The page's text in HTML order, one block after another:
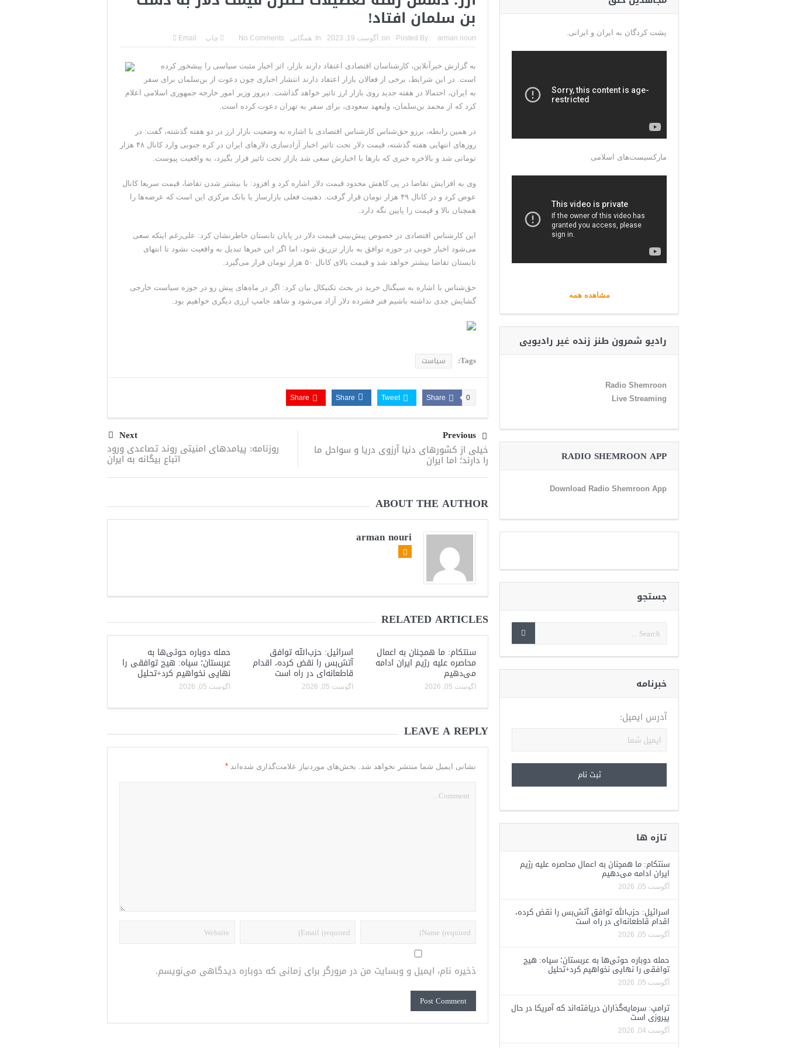
بن سلمان افتاد!
Posted By: arman nouri
on: آگوست 19, 2023 In: همگانی No Comments چاپ Email
به گزارش خبرآنلاین، کارشناسان اقتصادی اعتقاد دارند بازار، اثر اخبار مثبت سیاسی را پیشخور کرده
است. در این شرایط، برخی از فعالان بازار اعتقاد دارند انتشار اخباری چون دعوت از بن‌سلمان برای سفر
به ایران، احتمالا در هفته جدید روی بازار ارز تاثیر خواهد گذاشت. دیروز وزیر امور خارجه جمهوری اسلامی اعلام
کرد که از محمد بن‌سلمان، ولیعهد سعودی، برای سفر به تهران دعوت کرده است.
در همین رابطه، برزو حق‌شناس کارشناس اقتصادی با اشاره به وضعیت بازار ارز در دو هفته گذشته، گفت: در
روزهای انتهایی هفته گذشته، قیمت دلار تحت تاثیر اخبار آزادسازی دلارهای ایران در کره جنوبی وارد کانال ۴۸ هزار
تومانی شد و بالاخره خبری که بارها با اخبارش سعی شد بازار تحت تاثیر قرار بگیرد، به واقعیت پیوست.
وی به افزایش تقاضا در پی کاهش محدود قیمت دلار اشاره کرد و افزود: با بیشتر شدن تقاضا، قیمت سریعا کانال
عوض کرد و در کانال ۴۹ هزار تومان قرار گرفت. ذهنیت فعلی بازارساز یا بانک مرکزی این است که عرضه‌ها را
همچنان بالا و قیمت را پایین نگه‌ دارد.
این کارشناس اقتصادی در خصوص پیش‌بینی قیمت دلار در پایان تابستان خاطرنشان کرد: علی‌رغم اینکه سعی
می‌شود اخبار خوبی در حوزه توافق به بازار تزریق شود، اما اگر این خبرها تبدیل به واقعیت نشود تا انتهای
تابستان تقاضا بیشتر خواهد شد و قیمت بالای کانال ۵۰ هزار تومان قرار می‌گیرد.
حق‌شناس با اشاره به سیگنال خرید در بحث تکنیکال بیان کرد: اگر در ماه‌های پیش رو در حوزه سیاست‌ خارجی
گشایش جدی نداشته باشیم فنر فشرده دلار آزاد می‌شود و شاهد جامپ ارزی دیگری خواهیم بود.
Tags: سیاست
Share 0
Tweet
Share
Share
Previous
خیلی از کشور‌های دنیا آرزوی دریا و سواحل ما
را دارند؛ اما ایران
Next
روزنامه: پیامدهای امنیتی روند تصاعدی ورود
اتباع بیگانه به ایران
ABOUT THE AUTHOR
arman nouri
RELATED ARTICLES
سنتکام: ما همچنان به اعمال
محاصره علیه رژیم ایران ادامه
می‌دهیم
آگوست 05, 2026
اسرائیل: حزب‌الله توافق
آتش‌بس را نقض کرده، اقدام
قاطعانه‌ای در راه است
آگوست 05, 2026
حمله دوباره حوثی‌ها به
عربستان؛ سپاه: هیچ توافقی را
نهایی نخواهیم کرد+تحلیل
آگوست 05, 2026
LEAVE A REPLY
نشانی ایمیل شما منتشر نخواهد شد. بخش‌های موردنیاز علامت‌گذاری شده‌اند *
ذخیره نام، ایمیل و وبسایت من در مرورگر برای زمانی که دوباره دیدگاهی می‌نویسم.
پشت کردگان به ایران و ایرانی.
مارکسیست‌های اسلامی
مشاهده همه
رادیو شمرون طنز زنده غیر رادیویی
Radio Shemroon
Live Streaming
RADIO SHEMROON APP
Download Radio Shemroon App
جستجو
خبرنامه
آدرس ایمیل:
تازه ها
سنتکام: ما همچنان به اعمال محاصره علیه رژیم
ایران ادامه می‌دهیم
آگوست 05, 2026
اسرائیل: حزب‌الله توافق آتش‌بس را نقض کرده،
اقدام قاطعانه‌ای در راه است
آگوست 05, 2026
حمله دوباره حوثی‌ها به عربستان؛ سپاه: هیچ
توافقی را نهایی نخواهیم کرد+تحلیل
آگوست 05, 2026
ترامپ: سرمایه‌گذاران دریافته‌اند که آمریکا در حال
پیروزی است
آگوست 04, 2026